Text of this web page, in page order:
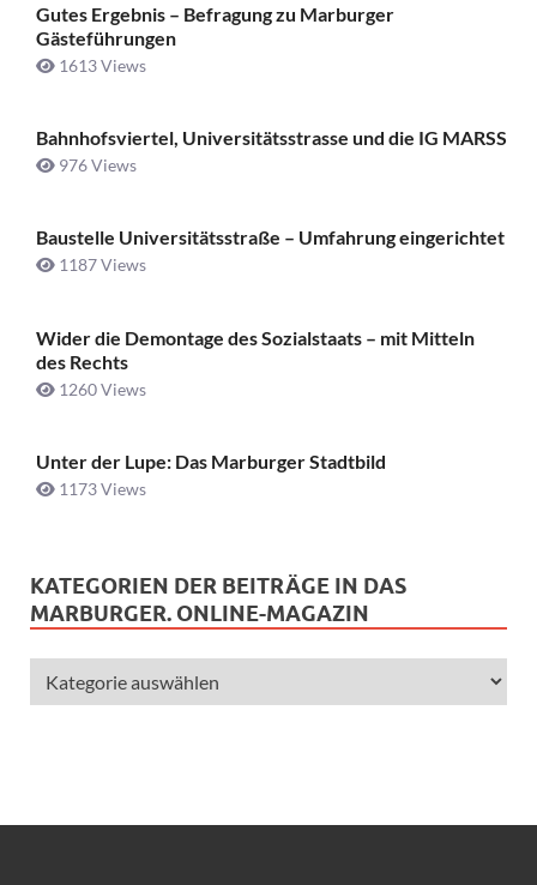
Gutes Ergebnis – Befragung zu Marburger
Gästeführungen
1613 Views
Bahnhofsviertel, Universitätsstrasse und die IG MARSS
976 Views
Baustelle Universitätsstraße ­– Umfahrung eingerichtet
1187 Views
Wider die Demontage des Sozialstaats – mit Mitteln
des Rechts
1260 Views
Unter der Lupe: Das Marburger Stadtbild
1173 Views
KATEGORIEN DER BEITRÄGE IN DAS
MARBURGER. ONLINE-MAGAZIN